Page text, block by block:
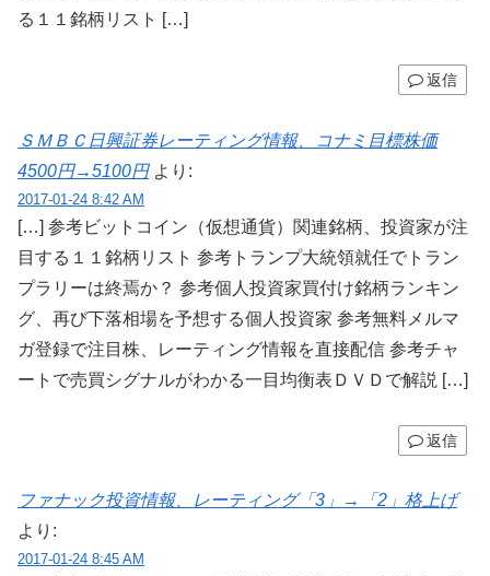
る１１銘柄リスト […]
返信
ＳＭＢＣ日興証券レーティング情報、コナミ目標株価
4500円→5100円 より:
2017-01-24 8:42 AM
[…] 参考ビットコイン（仮想通貨）関連銘柄、投資家が注
目する１１銘柄リスト 参考トランプ大統領就任でトラン
プラリーは終焉か？ 参考個人投資家買付け銘柄ランキン
グ、再び下落相場を予想する個人投資家 参考無料メルマ
ガ登録で注目株、レーティング情報を直接配信 参考チャ
ートで売買シグナルがわかる一目均衡表ＤＶＤで解説 […]
返信
ファナック投資情報、レーティング「3」→「2」格上げ
より:
2017-01-24 8:45 AM